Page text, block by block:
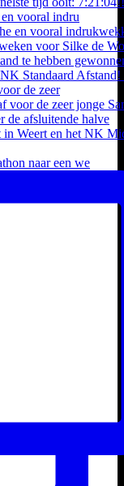
vooral indru
de zeer
naar een we